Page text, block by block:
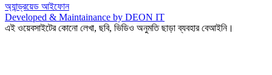
অ্যান্ড্রয়েড আইফোন
Developed & Maintainance by DEON IT
এই ওয়েবসাইটের কোনো লেখা, ছবি, ভিডিও অনুমতি ছাড়া ব্যবহার বেআইনি।